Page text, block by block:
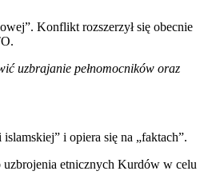
Konflikt rozszerzył się obecnie
uzbrajanie pełnomocników oraz
i opiera się na „faktach”.
uzbrojenia etnicznych Kurdów w celu